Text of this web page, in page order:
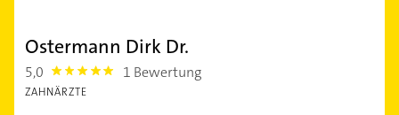
Ostermann Dirk Dr.
5,0 5.0 1 Bewertung
ZAHNÄRZTE